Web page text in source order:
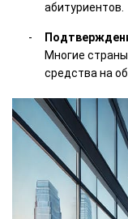
абитуриентов.
Многие
средства на